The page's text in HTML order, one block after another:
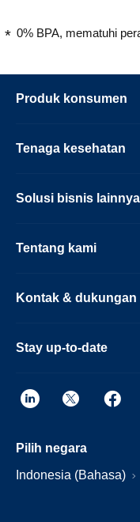
0% BPA, mematuhi
Produk konsumen
Tenaga kesehatan
Solusi bisnis lainnya
Tentang kami
Kontak & dukungan
Stay up-to-date
Pilih negara
Indonesia (Bahasa)